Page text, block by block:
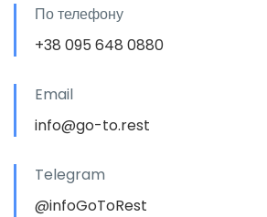
По телефону
+38 095 648 0880
Email
info@go-to.rest
Telegram
@infoGoToRest